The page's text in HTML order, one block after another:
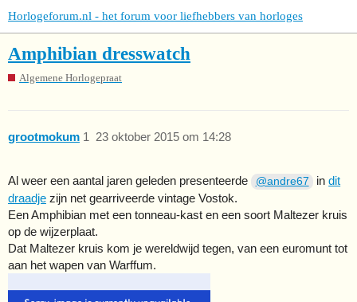
Horlogeforum.nl - het forum voor liefhebbers van horloges
Amphibian dresswatch
Algemene Horlogepraat
grootmokum 23 oktober 2015 om 14:28
1
Al weer een aantal jaren geleden presenteerde @andre67 indit
draadje zijn net gearriveerde vintage Vostok.
Een Amphibian met een tonneau-kast en een soort Maltezer kruis
op de wijzerplaat.
Dat Maltezer kruis kom je wereldwijd tegen, van een euromunt tot
aan het wapen van Warffum.